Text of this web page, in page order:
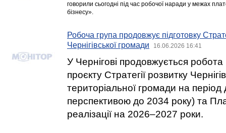
говорили сьогодні під час робочої наради у межах
бізнесу».
Робоча група продовжує підготовку
Чернігівської громади
16.06.2026 16:41
У Чернігові продовжується
проєкту Стратегії розвитку
територіальної громади на
перспективою до 2034 року) та
реалізації на 2026–2027 роки.